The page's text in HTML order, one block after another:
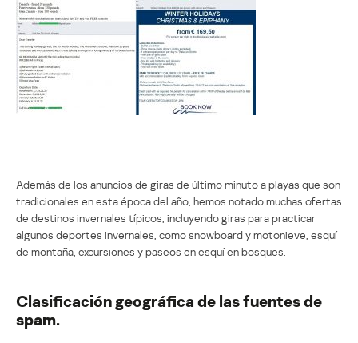
Además de los anuncios de giras de último minuto a playas que son
tradicionales en esta época del año, hemos notado muchas ofertas
de destinos invernales típicos, incluyendo giras para practicar
algunos deportes invernales, como snowboard y motonieve, esquí
de montaña, excursiones y paseos en esquí en bosques.
Clasificación geográfica de las fuentes de
spam.